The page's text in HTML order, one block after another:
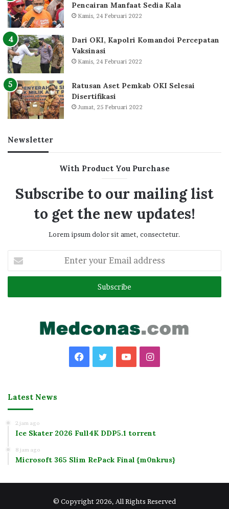
Pencairan Manfaat Sedia Kala
Kamis, 24 Februari 2022
Dari OKI, Kapolri Komandoi Percepatan
Vaksinasi
Kamis, 24 Februari 2022
Ratusan Aset Pemkab OKI Selesai
Disertifikasi
Jumat, 25 Februari 2022
Newsletter
With Product You Purchase
Subscribe to our mailing list
to get the new updates!
Lorem ipsum dolor sit amet, consectetur.
your
Email
Facebook
TwitterYouTubeInstagram
Latest News
2 jam ago
Ice Skater 2026 Full4K DDP5.1 torrent
8 jam ago
Microsoft 365 Slim RePack Final {m0nkrus}
© Copyright 2026, All Rights Reserved